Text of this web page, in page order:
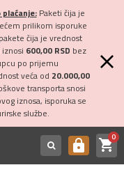
Paketi čija je
prilikom isporuke
čija je vrednost
600,00 RSD bez
po prijemu
veća od 20.000,00
transporta snosi
iznosa, isporuka se
službe.
https shopping_cart0